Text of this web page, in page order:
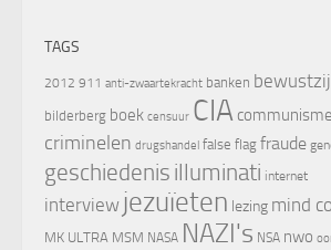
TAGS
2012 911 anti-zwaartekracht banken
bilderberg boek censuur CIA communisme
criminelen drugshandel false flag fraude
geschiedenis illuminati internet
interview jezuïeten lezing mind
MK ULTRA MSM NASA NAZI's NSA nwo